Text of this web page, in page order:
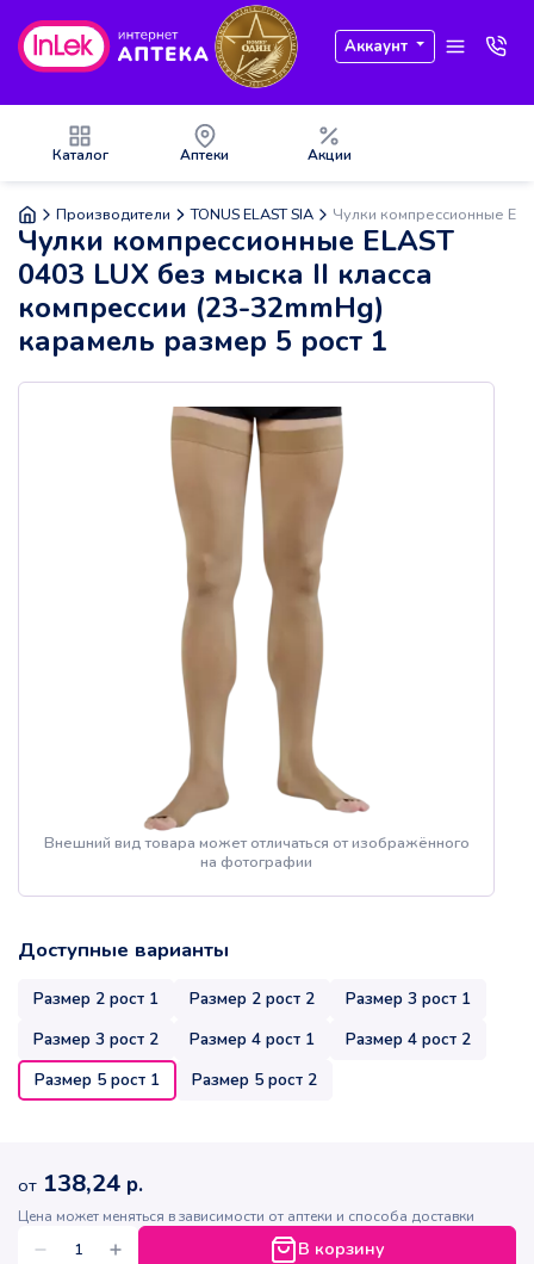
Аккаунт
Каталог Аптеки Акции
Производители TONUS ELAST SIA Чулки компрессионные
Чулки компрессионные ELAST
0403 LUX без мыска II класса
компрессии (23-32mmHg)
карамель размер 5 рост 1
Внешний вид товара может отличаться от изображённого
на фотографии
Доступные варианты
Размер 2 рост 1 Размер 2 рост 2
Размер 3 рост 1
Размер 3 рост 2
Размер 4 рост 1
Размер 4 рост 2
Размер 5 рост 1
Размер 5 рост 2
от 138,24 р.
Цена может меняться в зависимости от аптеки и способа доставки
В корзину